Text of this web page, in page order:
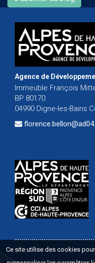
Agence de
Immeuble François
BP 80170
04990 Digne-les-Bains
Ce site utilise des cookies